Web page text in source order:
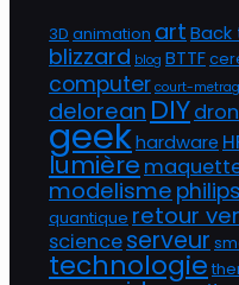
3D animation art
blizzard blog BTTF
computer court-
delorean DIY
geekhardware
lumière
modelisme philips
quantique retour
scienceserveur
technologie